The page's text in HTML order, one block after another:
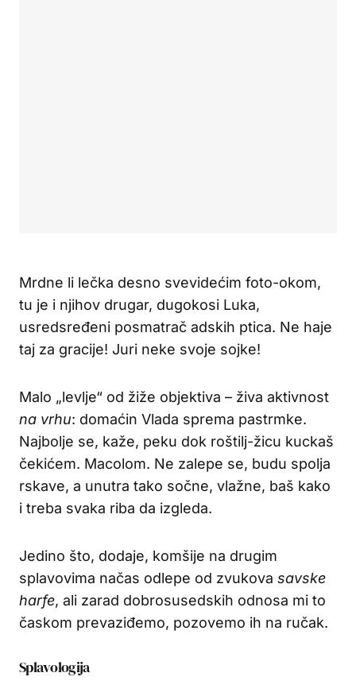
Mrdne li lečka desno svevidećim foto-okom,
tu je i njihov drugar, dugokosi Luka,
usredsređeni posmatrač adskih ptica. Ne haje
taj za gracije! Juri neke svoje sojke!
Malo „levlje“ od žiže objektiva – živa aktivnost
na vrhu: domaćin Vlada sprema pastrmke.
Najbolje se, kaže, peku dok roštilj-žicu kuckaš
čekićem. Macolom. Ne zalepe se, budu spolja
rskave, a unutra tako sočne, vlažne, baš kako
i treba svaka riba da izgleda.
Jedino što, dodaje, komšije na drugim
splavovima načas odlepe od zvukova savske
harfe, ali zarad dobrosusedskih odnosa mi to
časkom prevaziđemo, pozovemo ih na ručak.
Splavologija